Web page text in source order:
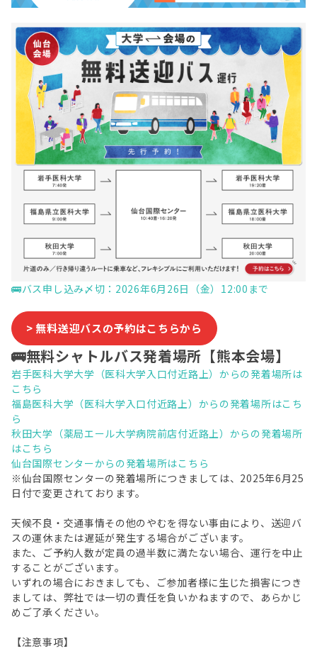
🚌バス申し込み〆切：2026年6月26日（金）12:00まで
> 無料送迎バスの予約はこちらから
🚌無料シャトルバス発着場所【熊本会場】
岩手医科大学大学（医科大学入口付近路上）からの発着場所は
こちら
福島医科大学（医科大学入口付近路上）からの発着場所はこち
ら
秋田大学（薬局エール大学病院前店付近路上）からの発着場所
はこちら
仙台国際センターからの発着場所はこちら
※仙台国際センターの発着場所につきましては、2025年6月25
日付で変更されております。
天候不良・交通事情その他のやむを得ない事由により、送迎バ
スの運休または遅延が発生する場合がございます。
また、ご予約人数が定員の過半数に満たない場合、運行を中止
することがございます。
いずれの場合におきましても、ご参加者様に生じた損害につき
ましては、弊社では一切の責任を負いかねますので、あらかじ
めご了承ください。
【注意事項】